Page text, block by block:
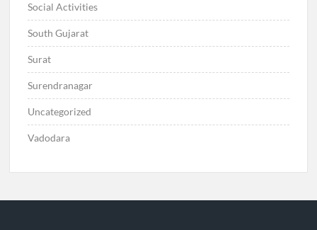
Social Activities
South Gujarat
Surat
Surendranagar
Uncategorized
Vadodara